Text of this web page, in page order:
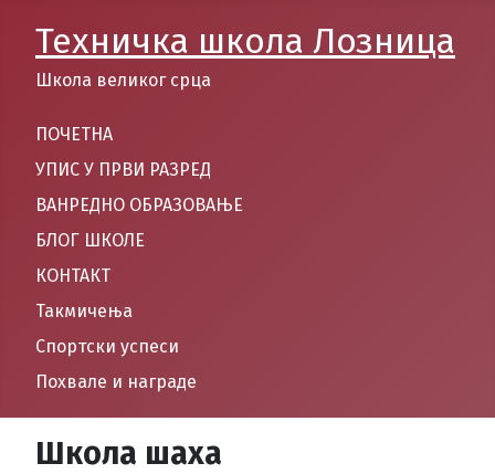
Техничка школа Лозница
Школа великог срца
ПОЧЕТНА
УПИС У ПРВИ РАЗРЕД
ВАНРЕДНО ОБРАЗОВАЊЕ
БЛОГ ШКОЛЕ
КОНТАКТ
Такмичења
Спортски успеси
Похвале и награде
Школа шаха